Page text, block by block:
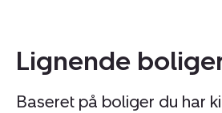
Lignende
Baseret på boliger du har